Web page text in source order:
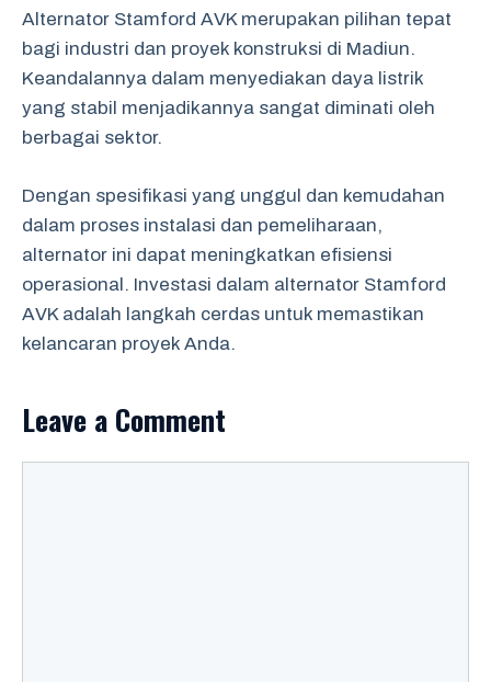
Alternator Stamford AVK merupakan pilihan tepat
bagi industri dan proyek konstruksi di Madiun.
Keandalannya dalam menyediakan daya listrik
yang stabil menjadikannya sangat diminati oleh
berbagai sektor.
Dengan spesifikasi yang unggul dan kemudahan
dalam proses instalasi dan pemeliharaan,
alternator ini dapat meningkatkan efisiensi
operasional. Investasi dalam alternator Stamford
AVK adalah langkah cerdas untuk memastikan
kelancaran proyek Anda.
Leave a Comment